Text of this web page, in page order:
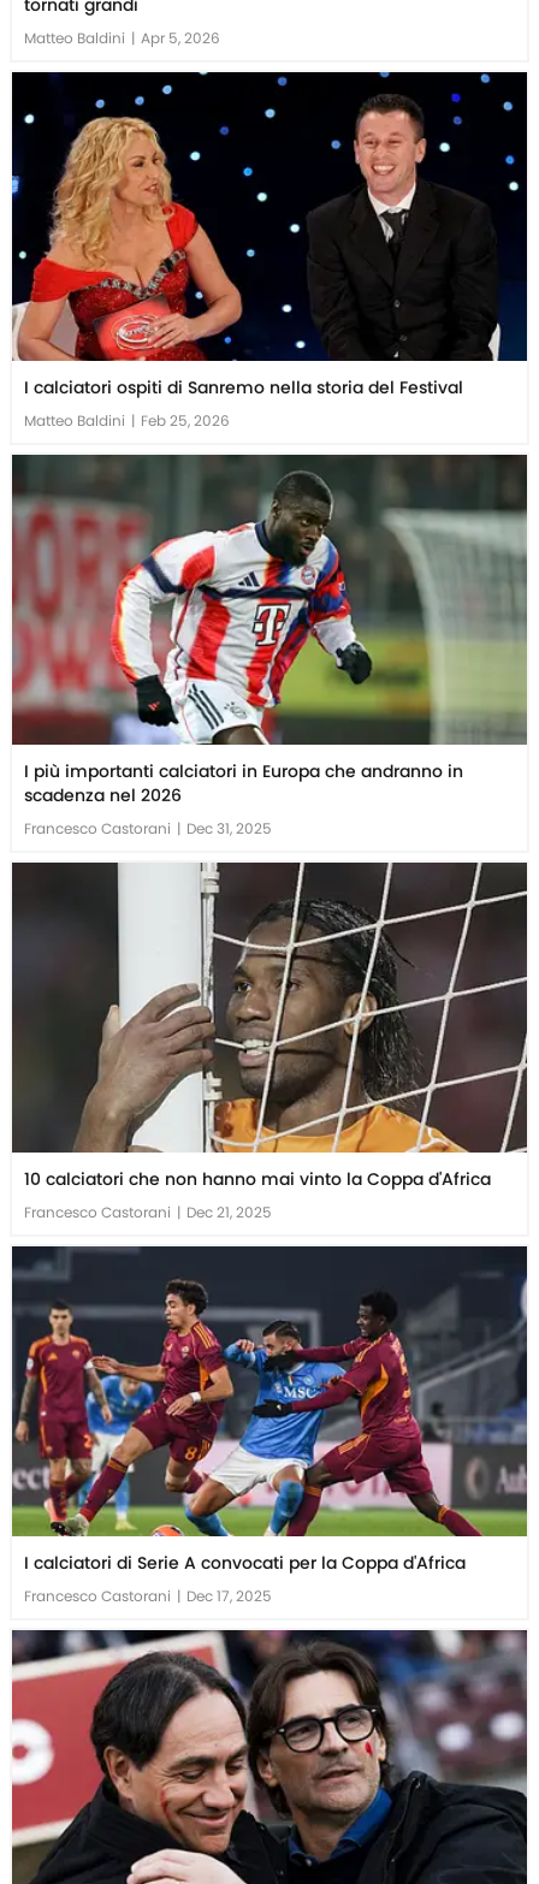
Matteo Baldini | Apr 5, 2026
I calciatori ospiti di Sanremo nella storia del Festival
Matteo Baldini | Feb 25, 2026
I più importanti calciatori in Europa che andranno in
scadenza nel 2026
Francesco Castorani | Dec 31, 2025
10 calciatori che non hanno mai vinto la Coppa d'Africa
Francesco Castorani | Dec 21, 2025
I calciatori di Serie A convocati per la Coppa d'Africa
Francesco Castorani | Dec 17, 2025